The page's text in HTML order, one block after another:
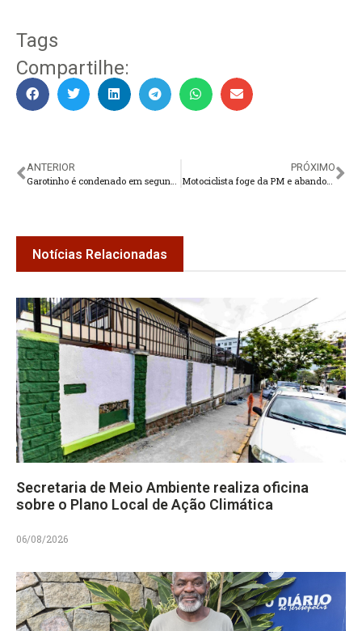
Tags
Compartilhe:
ANTERIOR
PRÓXIMO
Notícias Relacionadas
Secretaria de Meio Ambiente realiza oficina
sobre o Plano Local de Ação Climática
06/08/2026